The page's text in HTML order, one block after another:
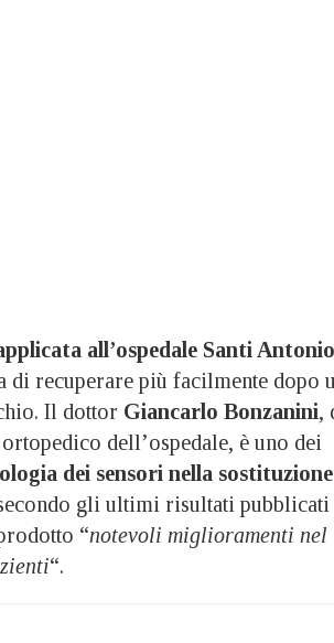
all’ospedale Santi
di recuperare più facilmente dopo
Il dottor Giancarlo Bonzanini,
dell’ospedale, è uno dei
dei sensori nella sostituzione
gli ultimi risultati pubblicati
“notevoli miglioramenti nel
“.